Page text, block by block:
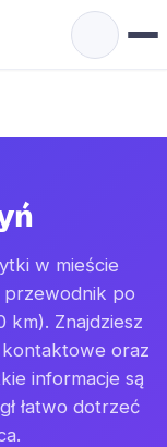
w mieście
po
km). Znajdziesz
oraz
informacje są
łatwo dotrzeć